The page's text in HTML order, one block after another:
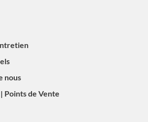
nous
Points de Vente